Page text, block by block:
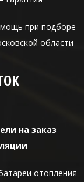
при подборе
области
на заказ
отопления